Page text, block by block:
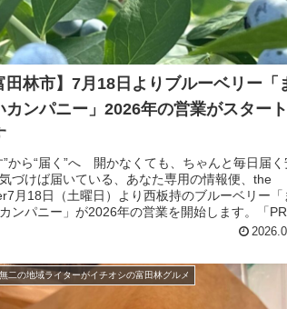
田林市】7月18日よりブルーベリー「
カンパニー」2026年の営業がスター
”から“届く”へ 開かなくても、ちゃんと毎日届く
づけば届いている、あなた専用の情報便、the
月18日（土曜日）より西板持のブルーベリー「
ンパニー」が2026年の営業を開始します。「PR
二の地域ライターがイチオシの富田林グルメ